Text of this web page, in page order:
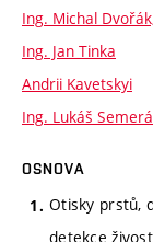
Ing. Michal
Ing. Jan Tinka
Andrii Kavetskyi
Ing. Lukáš
OSNOVA
Otisky prstů,
detekce